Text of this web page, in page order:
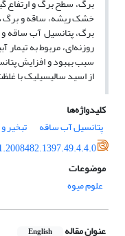
خشک ‌ریشه، ساقه و برگ
از اسید سالیسیلیک با غلظت 2 میلی‌مولار استفاده
کلیدواژه‌ها
پتانسیل آب ساقه
تبخیر
موضوعات
علوم میوه
عنوان مقاله English